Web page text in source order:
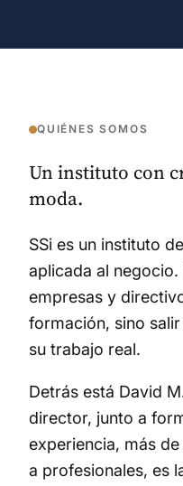
QUIÉNES SOMOS
Un instituto con
moda.
SSi es un instituto
aplicada al
empresas y
formación, sino
su trabajo real.
Detrás está David
director, junto a
experiencia, más
a profesionales, es